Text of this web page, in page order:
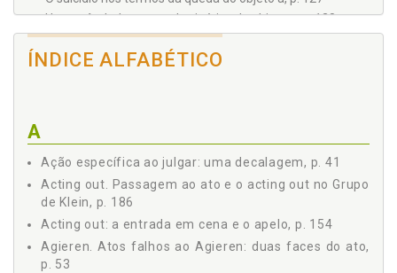
Um preâmbulo acerca da cinética do objeto a, p. 128
A passagem ao ato: a saída de cena do sujeito, p. 145
O acting out: a entrada em cena e o apelo, p. 154
Desde o Grupo de Klein: uma introdução ao esquema
lacaniano, p. 176
A passagem ao ato e o acting out no Grupo de Klein, p.
186
Considerações finais, p. 197
Referências, p. 207
ÍNDICE ALFABÉTICO
A
Ação específica ao julgar: uma decalagem, p. 41
Acting out. Passagem ao ato e o acting out no Grupo
de Klein, p. 186
Acting out: a entrada em cena e o apelo, p. 154
Agieren. Atos falhos ao Agieren: duas faces do ato,
p. 53